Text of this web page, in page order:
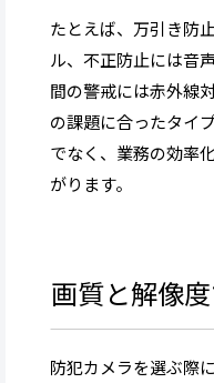
たとえば、万引き防
ル、不正防止には音
間の警戒には赤外線
の課題に合ったタイ
でなく、業務の効率
がります。
画質と解像
防犯カメラを選ぶ際